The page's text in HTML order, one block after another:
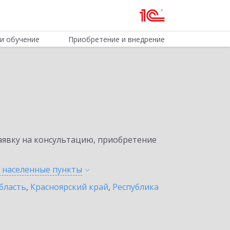
обучение Приобретение и внедрение
на консультацию, приобретение
пункты
, Красноярский край, Республика